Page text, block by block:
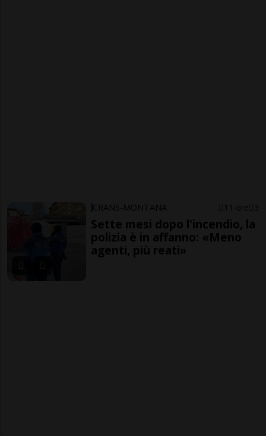
CRANS-MONTANA 11 ore 3
Sette mesi dopo l'incendio, la
polizia è in affanno: «Meno
agenti, più reati»